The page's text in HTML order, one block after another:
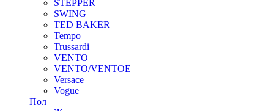
STEPPER
SWING
TED BAKER
Tempo
Trussardi
VENTO
VENTO/VENTOE
Versace
Vogue
Пол